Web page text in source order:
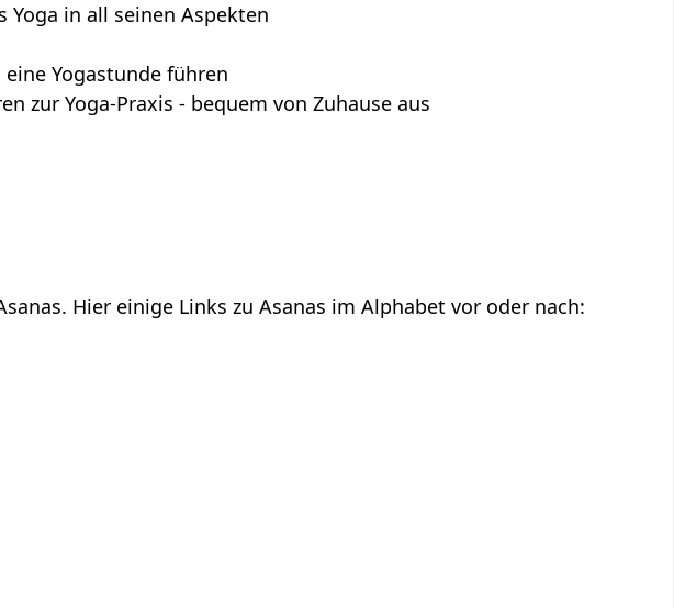
Yoga in all seinen Aspekten
Yogastunde führen
zur Yoga-Praxis - bequem von Zuhause aus
Hier einige Links zu Asanas im Alphabet vor oder nach: